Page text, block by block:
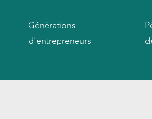
Générations
d'entrepreneurs